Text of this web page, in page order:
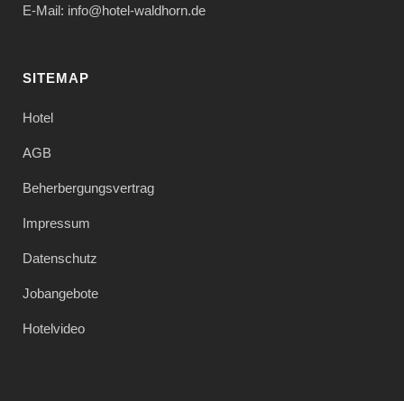
E-Mail: info@hotel-waldhorn.de
SITEMAP
Hotel
AGB
Beherbergungsvertrag
Impressum
Datenschutz
Jobangebote
Hotelvideo